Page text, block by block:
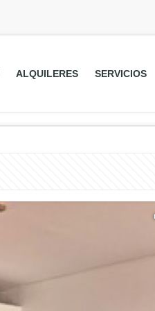
ALQUILERES SERVICIOS